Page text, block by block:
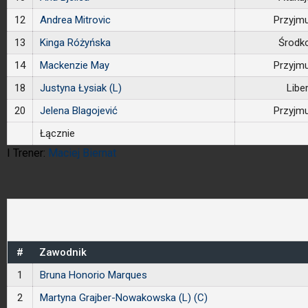
12
Andrea Mitrovic
13
Kinga Różyńska
14
Mackenzie May
18
Justyna Łysiak (L)
20
Jelena Blagojević
Łącznie
I Trener: Maciej Biernat
#
Zawodnik
1
Bruna Honorio Marques
2
Martyna Grajber-Nowakowska (L) (C)